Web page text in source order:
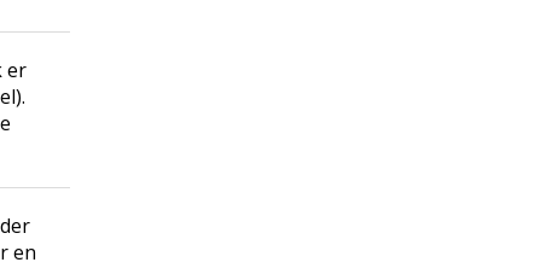
er
en